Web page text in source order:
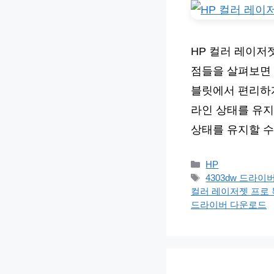
HP 컬러 레이저
점들을 살펴보
블릿에서 편리
라인 상태를 유
상태를 유지할
카
테
고
리
HP
태
그
4303dw 드라이
컬러 레이저젯 프로
드라이버 다운로드